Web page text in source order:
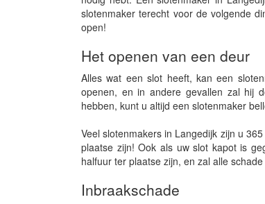
slotenmaker terecht voor de volgende
open!
Het openen van een deur
Alles wat een slot heeft, kan een
openen, en in andere gevallen zal hij
hebben, kunt u altijd een slotenmaker
Veel slotenmakers in Langedijk zijn u
plaatse zijn! Ook als uw slot kapot is
halfuur ter plaatse zijn, en zal alle
Inbraakschade